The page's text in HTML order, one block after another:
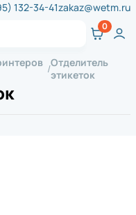
132-34-41zakaz@wetm.ru
Отделитель
этикеток